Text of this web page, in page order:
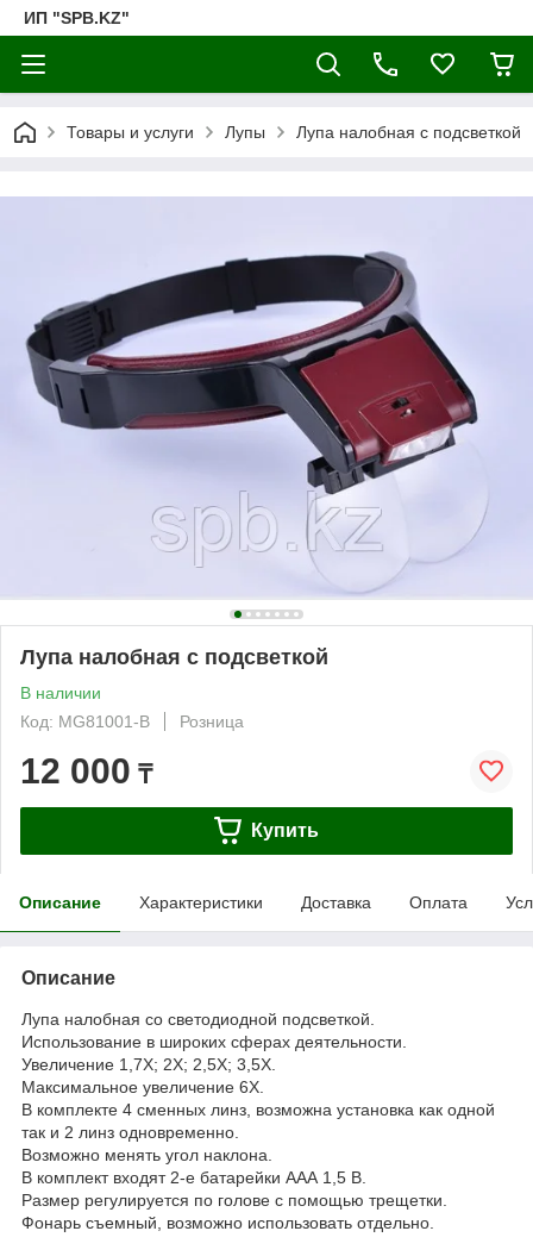
ИП "SPB.KZ"
Товары и услуги Лупы Лупа налобная с подсветкой
Лупа налобная с подсветкой
В наличии
Код: MG81001-B
Розница
12 000 ₸
Купить
Описание Характеристики Доставка Оплата
Описание
Лупа налобная со светодиодной подсветкой.
Использование в широких сферах деятельности.
Увеличение 1,7Х; 2Х; 2,5Х; 3,5Х.
Максимальное увеличение 6Х.
В комплекте 4 сменных линз, возможна установка как одной
так и 2 линз одновременно.
Возможно менять угол наклона.
В комплект входят 2-е батарейки ААА 1,5 В.
Размер регулируется по голове с помощью трещетки.
Фонарь съемный, возможно использовать отдельно.